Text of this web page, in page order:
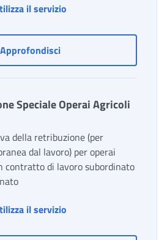
il servizio
ApprofondisciCassa Integrazione
Speciale Operai Agricoli
della retribuzione (per
dal lavoro) per operai
contratto di lavoro subordinato
il servizio